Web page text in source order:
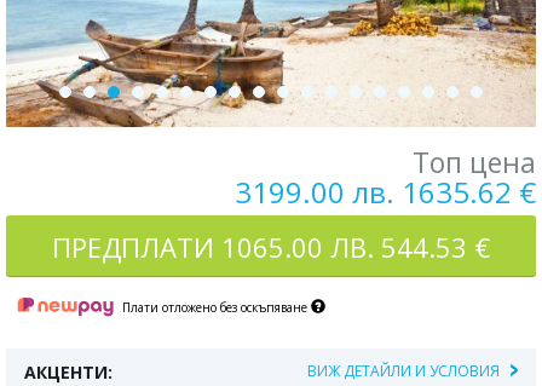
Топ цена
3199.00 лв. 1635.62 €
ПРЕДПЛАТИ 1065.00 ЛВ. 544.53 €
Плати отложено без оскъпяване
АКЦЕНТИ: ВИЖ ДЕТАЙЛИ И УСЛОВИЯ